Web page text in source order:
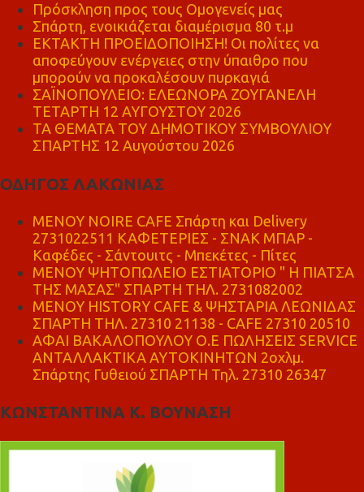
Πρόσκληση προς τους Ομογενείς μας
Σπάρτη, ενοικιάζεται διαμέρισμα 80 τ.μ
ΕΚΤΑΚΤΗ ΠΡΟΕΙΔΟΠΟΙΗΣΗ! Οι πολίτες να
αποφεύγουν ενέργειες στην ύπαιθρο που
μπορούν να προκαλέσουν πυρκαγιά
ΣΑΪΝΟΠΟΥΛΕΙΟ: ΕΛΕΩΝΟΡΑ ΖΟΥΓΑΝΕΛΗ
ΤΕΤΑΡΤΗ 12 ΑΥΓΟΥΣΤΟΥ 2026
ΤΑ ΘΕΜΑΤΑ ΤΟΥ ΔΗΜΟΤΙΚΟΥ ΣΥΜΒΟΥΛΙΟΥ
ΣΠΑΡΤΗΣ 12 Αυγούστου 2026
ΟΔΗΓΟΣ ΛΑΚΩΝΙΑΣ
MENOY NOIRE CAFE Σπάρτη και Delivery
2731022511 ΚΑΦΕΤΕΡΙΕΣ - ΣΝΑΚ ΜΠΑΡ -
Καφέδες - Σάντουιτς - Μπεκέτες - Πίτες
ΜΕΝΟΥ ΨΗΤΟΠΩΛΕΙΟ ΕΣΤΙΑΤΟΡΙΟ " Η ΠΙΑΤΣΑ
ΤΗΣ ΜΑΣΑΣ" ΣΠΑΡΤΗ ΤΗΛ. 2731082002
ΜΕΝΟΥ HISTORY CAFE & ΨΗΣΤΑΡΙΑ ΛΕΩΝΙΔΑΣ
ΣΠΑΡΤΗ ΤΗΛ. 27310 21138 - CAFE 27310 20510
ΑΦΑΙ ΒΑΚΑΛΟΠΟΥΛΟΥ Ο.Ε ΠΩΛΗΣΕΙΣ SERVICE
ΑΝΤΑΛΛΑΚΤΙΚΑ ΑΥΤΟΚΙΝΗΤΩΝ 2οχλμ.
Σπάρτης Γυθειού ΣΠΑΡΤΗ Τηλ. 27310 26347
ΚΩΝΣΤΑΝΤΙΝΑ Κ. ΒΟΥΝΑΣΗ